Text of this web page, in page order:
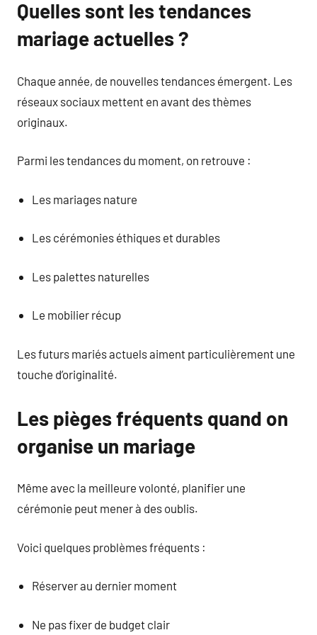
Quelles sont les tendances
mariage actuelles ?
Chaque année, de nouvelles tendances émergent. Les
réseaux sociaux mettent en avant des thèmes
originaux.
Parmi les tendances du moment, on retrouve :
Les mariages nature
Les cérémonies éthiques et durables
Les palettes naturelles
Le mobilier récup
Les futurs mariés actuels aiment particulièrement une
touche d’originalité.
Les pièges fréquents quand on
organise un mariage
Même avec la meilleure volonté, planifier une
cérémonie peut mener à des oublis.
Voici quelques problèmes fréquents :
Réserver au dernier moment
Ne pas fixer de budget clair